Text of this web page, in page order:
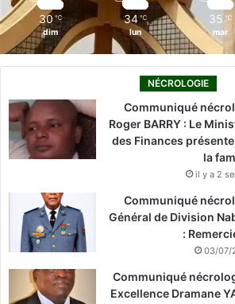
30 ℃
dim
34 ℃
lun
35 ℃
mar
NÉCROLOGIE
Communiqué
Roger BARRY : Le
des Finances
la
il y a 2
Communiqué
Général de Division
:
03/07/
Communiqué
Excellence Dramane